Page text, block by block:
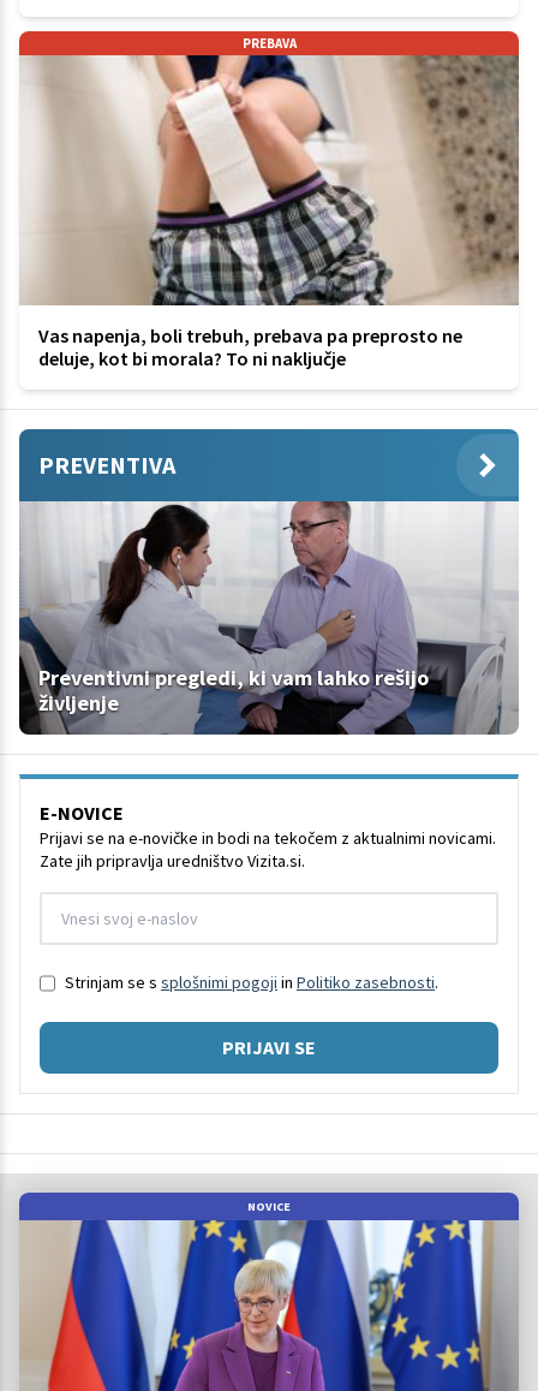
PREBAVA
Vas napenja, boli trebuh, prebava pa preprosto ne
deluje, kot bi morala? To ni naključje
PREVENTIVA
Preventivni pregledi, ki vam lahko rešijo
življenje
E-NOVICE
Prijavi se na e-novičke in bodi na tekočem z aktualnimi novicami.
Zate jih pripravlja uredništvo Vizita.si.
Strinjam se s splošnimi pogoji in Politiko zasebnosti.
PRIJAVI SE
NOVICE